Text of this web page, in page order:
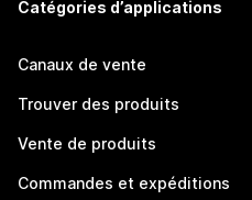
Catégories d’applications
Canaux de vente
Trouver des produits
Vente de produits
Commandes et expéditions